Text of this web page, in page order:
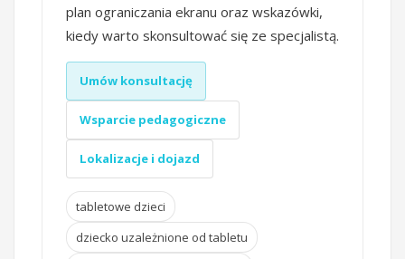
plan ograniczania ekranu oraz wskazówki,
kiedy warto skonsultować się ze specjalistą.
Umów konsultację
Wsparcie pedagogiczne
Lokalizacje i dojazd
tabletowe dzieci
dziecko uzależnione od tabletu